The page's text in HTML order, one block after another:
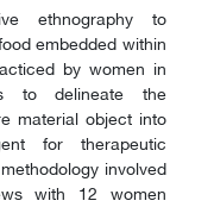
ethnography to
embedded within
by women in
to delineate the
material object into
for therapeutic
involved
with 12 women